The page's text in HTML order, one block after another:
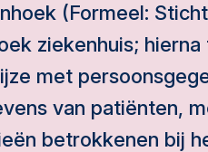
(Formeel:
ziekenhuis;
met
van patiënten,
betrokkenen bij